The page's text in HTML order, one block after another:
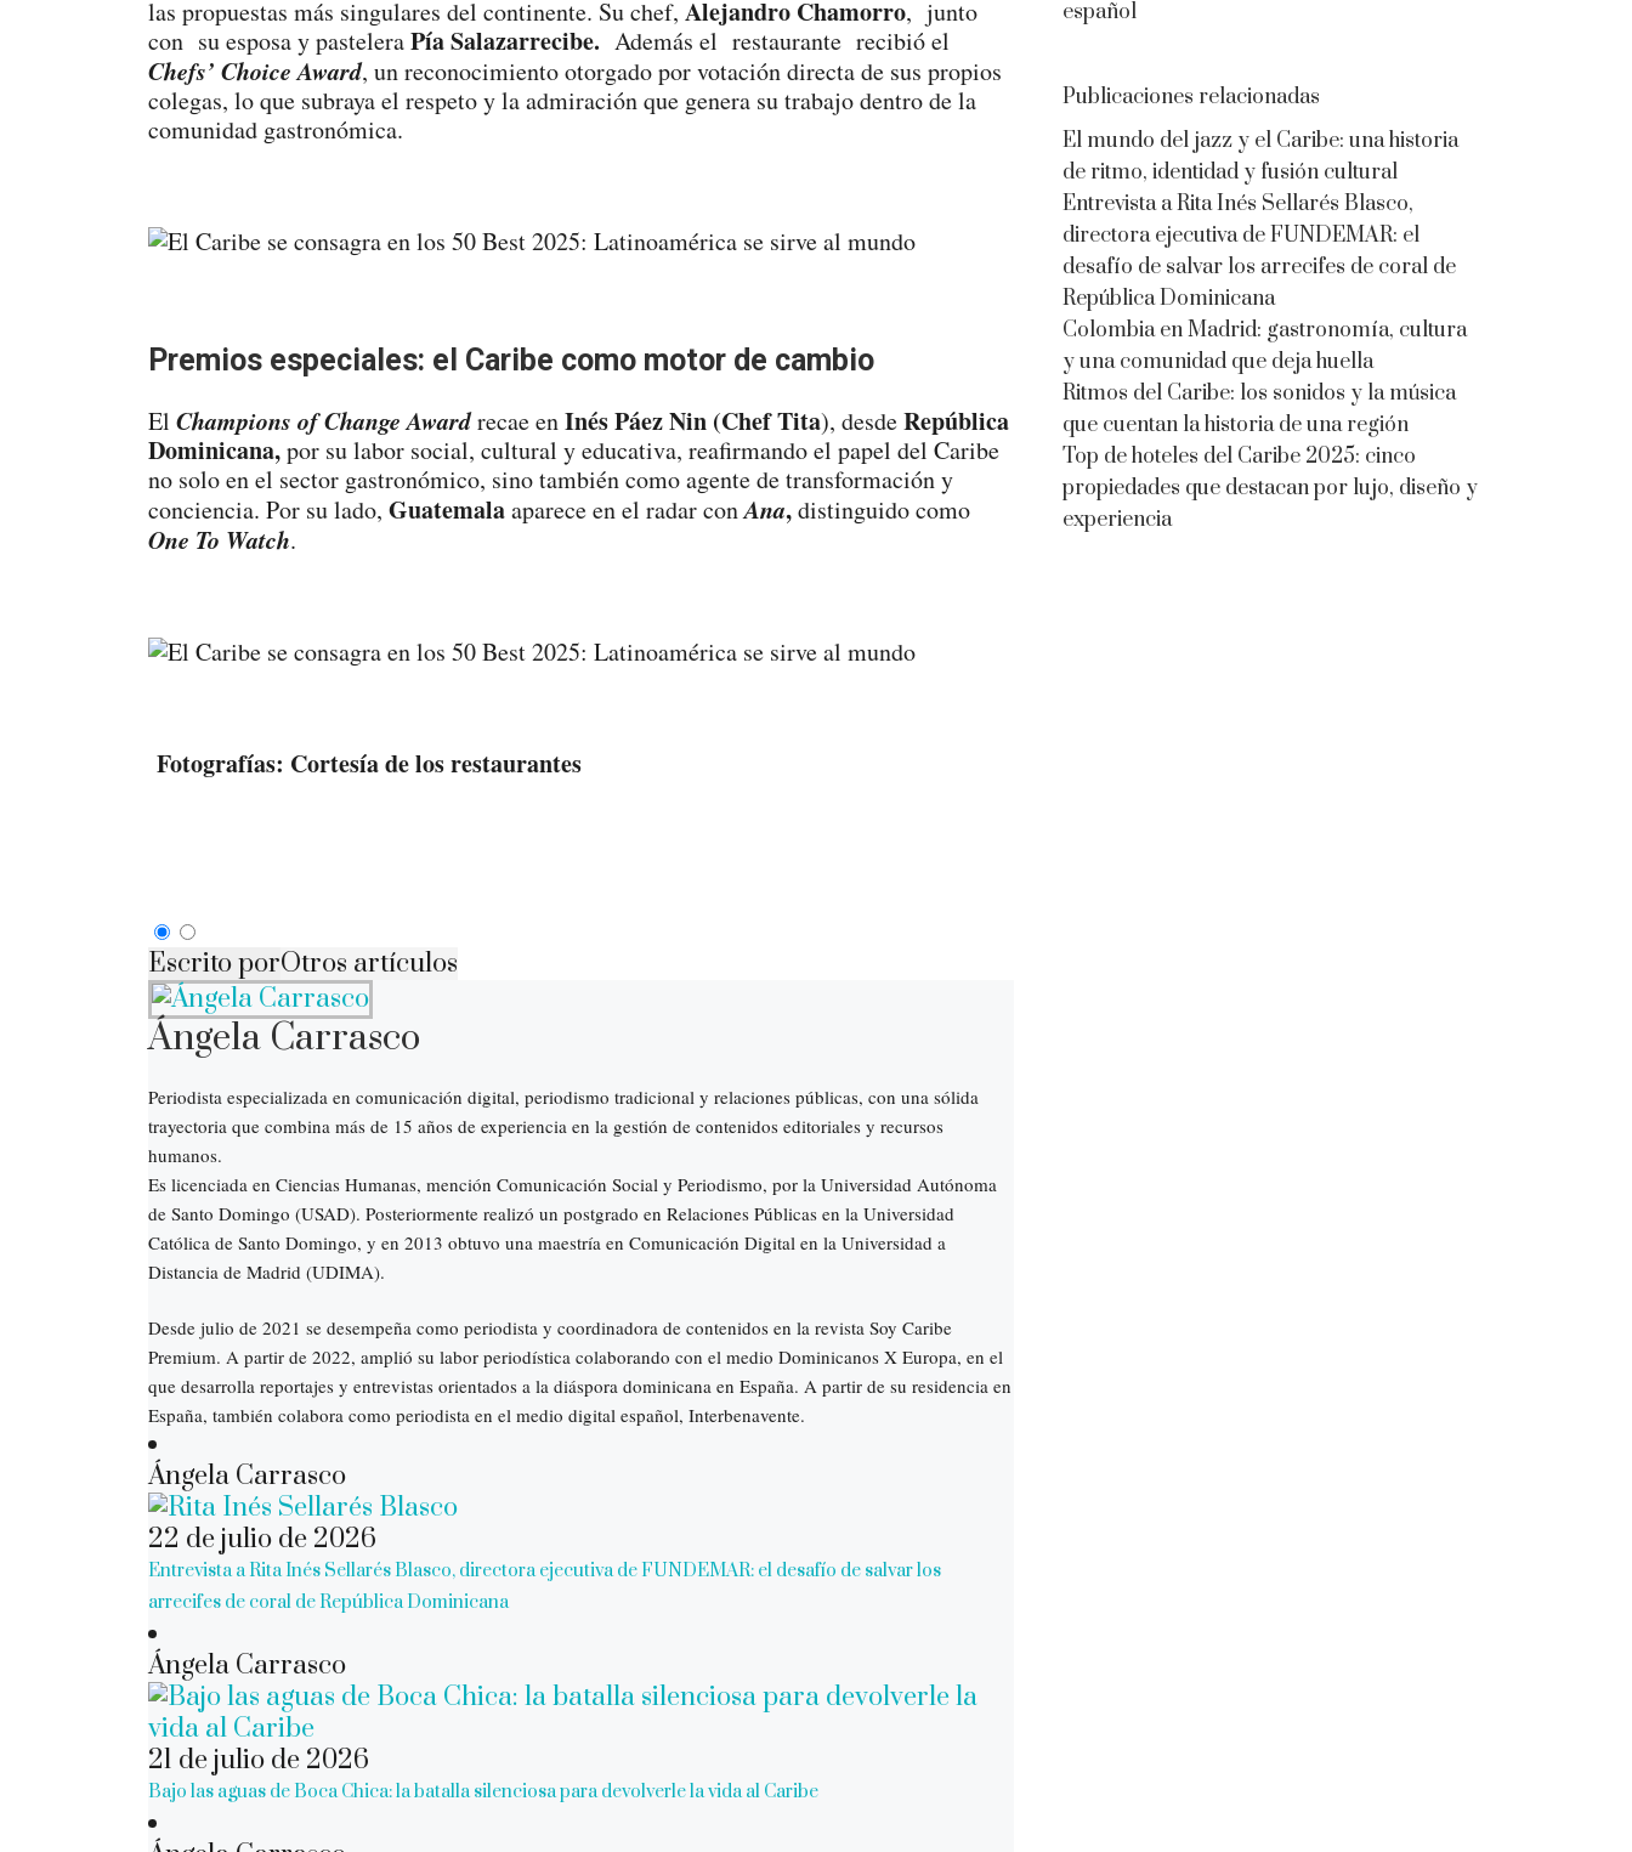
las propuestas más singulares del continente. Su chef, Alejandro Chamorro, junto
con su esposa y pasteleraPía Salazarrecibe. Además el restaurante recibió el
Chefs’ Choice Award, un reconocimiento otorgado por votación directa de sus propios
colegas, lo que subraya el respeto y la admiración que genera su trabajo dentro de la
comunidad gastronómica.
Premios especiales: el Caribe como motor de cambio
El Champions of Change Awardrecae enInés Páez Nin (Chef Tita), desdeRepública
Dominicana,por su labor social, cultural y educativa, reafirmando el papel del Caribe
no solo en el sector gastronómico, sino también como agente de transformación y
conciencia. Por su lado, Guatemalaaparece en el radar conAna,distinguido como
One To Watch.
Fotografías: Cortesía de los restaurantes
Escrito porOtros artículos
Ángela Carrasco
Periodista especializada en comunicación digital, periodismo tradicional y relaciones públicas, con una sólida
trayectoria que combina más de 15 años de experiencia en la gestión de contenidos editoriales y recursos
humanos.
Es licenciada en Ciencias Humanas, mención Comunicación Social y Periodismo, por la Universidad Autónoma
de Santo Domingo (USAD). Posteriormente realizó un postgrado en Relaciones Públicas en la Universidad
Católica de Santo Domingo, y en 2013 obtuvo una maestría en Comunicación Digital en la Universidad a
Distancia de Madrid (UDIMA).
Desde julio de 2021 se desempeña como periodista y coordinadora de contenidos en la revista Soy Caribe
Premium. A partir de 2022, amplió su labor periodística colaborando con el medio Dominicanos X Europa, en el
que desarrolla reportajes y entrevistas orientados a la diáspora dominicana en España. A partir de su residencia en
España, también colabora como periodista en el medio digital español, Interbenavente.
Ángela Carrasco
22 de julio de 2026
Entrevista a Rita Inés Sellarés Blasco, directora ejecutiva de FUNDEMAR: el desafío de salvar los
arrecifes de coral de República Dominicana
Ángela Carrasco
21 de julio de 2026
Bajo las aguas de Boca Chica: la batalla silenciosa para devolverle la vida al Caribe
español
Publicaciones relacionadas
El mundo del jazz y el Caribe: una historia
de ritmo, identidad y fusión cultural
Entrevista a Rita Inés Sellarés Blasco,
directora ejecutiva de FUNDEMAR: el
desafío de salvar los arrecifes de coral de
República Dominicana
Colombia en Madrid: gastronomía, cultura
y una comunidad que deja huella
Ritmos del Caribe: los sonidos y la música
que cuentan la historia de una región
Top de hoteles del Caribe 2025: cinco
propiedades que destacan por lujo, diseño y
experiencia